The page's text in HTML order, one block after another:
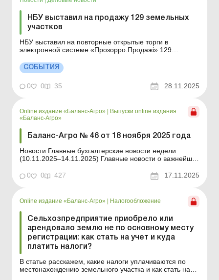
НБУ выставил на продажу 129 земельных
участков
НБУ выставил на повторные открытые торги в
электронной системе «Прозорро.Продажі» 129
недвижимости: какие налоги следует уплатить и как
отразить в бухучете Как подготовиться к заключению
договора купли-продажи земельного участка Н...
СОБЫТИЯ
0 0 35 28.11.2025
Online издание «Баланс-Агро»
Выпуски online издания
«Баланс-Агро»
Баланс-Агро № 46 от 18 ноября 2025 года
Новости Главные бухгалтерские новости недели
(10.11.2025–14.11.2025) Главные новости о важнейших
ежедневно Содержание номера Правовая помощь
Читать Приобретение помещения в общую долевую
0 0 427 17.11.2025
Online издание «Баланс-Агро» | Налогообложение
Сельхозпредприятие приобрело или
арендовало землю не по основному месту
регистрации: как стать на учет и куда
платить налоги?
В статье расскажем, какие налоги уплачиваются по
местонахождению земельного участка и как стать на